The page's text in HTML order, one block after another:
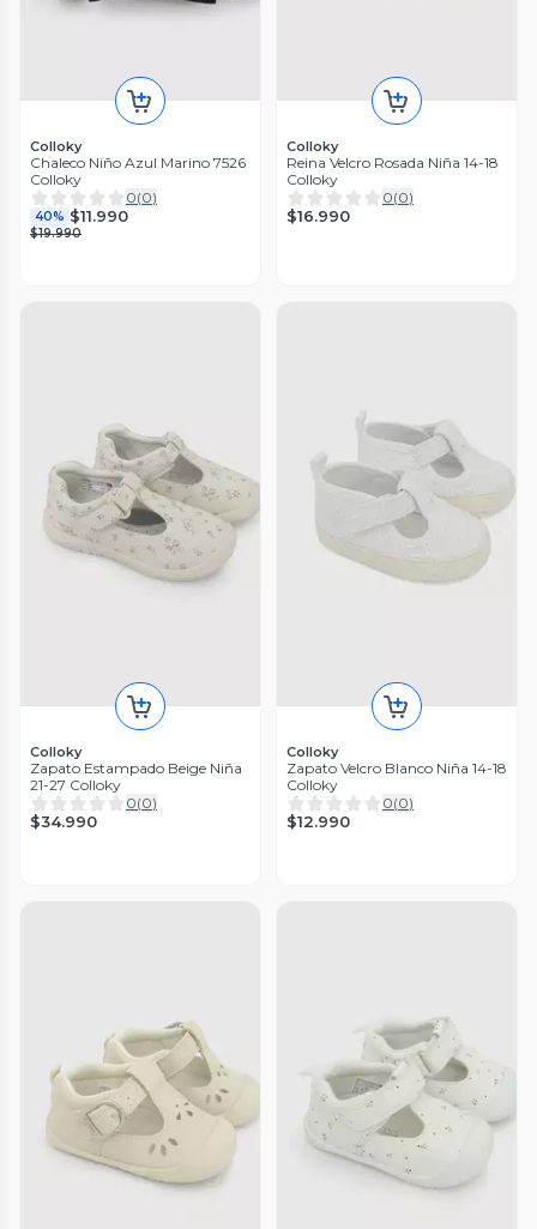
Colloky
Chaleco Niño Azul Marino 7526
Colloky
0(0)
40% $11.990
$19.990
Colloky
Reina Velcro Rosada Niña 14-18
Colloky
0(0)
$16.990
Colloky
Zapato Estampado Beige Niña
21-27 Colloky
0(0)
$34.990
Colloky
Zapato Velcro Blanco Niña 14-18
Colloky
0(0)
$12.990